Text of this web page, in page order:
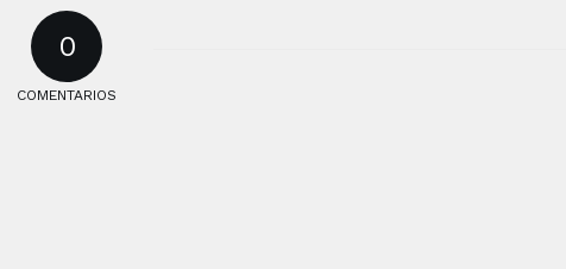
0
COMENTARIOS